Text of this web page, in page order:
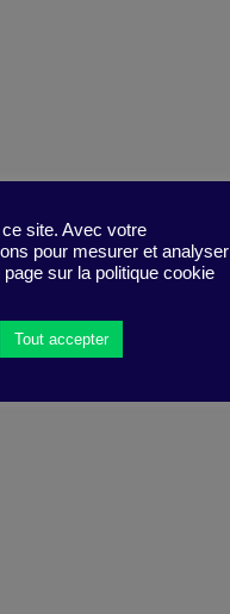
site. Avec votre
pour mesurer et analyser
sur la politique cookie
Tout accepter